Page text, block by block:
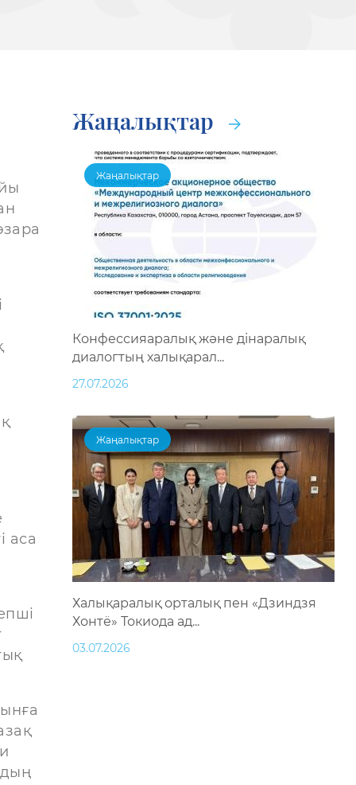
аса
Жаңалықтар
Жаңалықтар
Конфессияаралық және дінаралық
диалогтың халықарал...
27.07.2026
Жаңалықтар
Халықаралық орталық пен «Дзиндзя
Хонтё» Токиода ад...
03.07.2026